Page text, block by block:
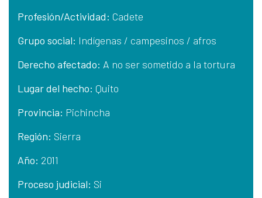
Profesión/Actividad: Cadete
Grupo social: Indígenas / campesinos / afros
Derecho afectado: A no ser sometido a la tortura
Lugar del hecho: Quito
Provincia: Pichincha
Región: Sierra
Año: 2011
Proceso judicial: Si